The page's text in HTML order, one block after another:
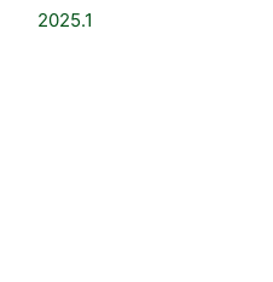
2025.1